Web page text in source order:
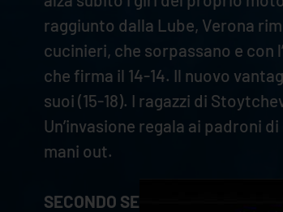
raggiunto dalla Lube, Verona
cucinieri, che sorpassano e con
che firma il 14-14. Il nuovo
suoi (15-18). I ragazzi di
Un’invasione regala ai padroni
mani out.
SECONDO SET